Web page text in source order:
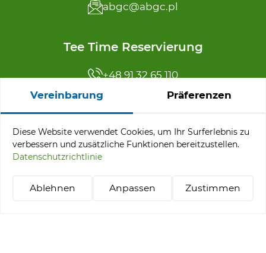
abgc@abgc.pl
Tee Time Reservierung
+48 91 32 65 110
reservation@abgc.pl
Angebotsmenü
Golf lernen
+48 514 021 218
Vereinbarung Präferenzen
Diese Website verwendet Cookies, um Ihr Surferlebnis zu
verbessern und zusätzliche Funktionen bereitzustellen.
Datenschutzrichtlinie
Ablehnen Anpassen Zustimmen